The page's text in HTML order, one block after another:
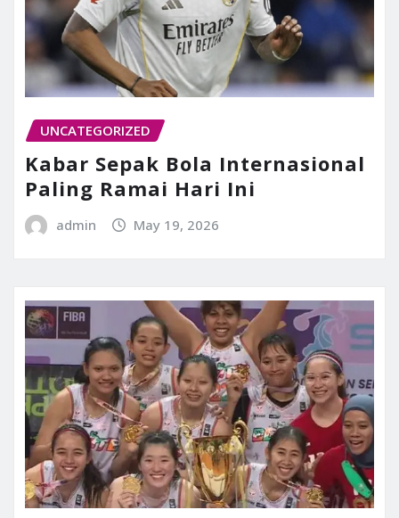
UNCATEGORIZED
Kabar Sepak Bola Internasional
Paling Ramai Hari Ini
admin May 19, 2026